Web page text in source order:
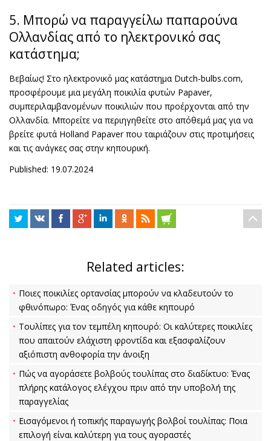
5. Μπορώ να παραγγείλω παπαρούνα
Ολλανδίας από το ηλεκτρονικό σας
κατάστημα;
Βεβαίως! Στο ηλεκτρονικό μας κατάστημα Dutch-bulbs.com,
προσφέρουμε μια μεγάλη ποικιλία φυτών Papaver,
συμπεριλαμβανομένων ποικιλιών που προέρχονται από την
Ολλανδία. Μπορείτε να περιηγηθείτε στο απόθεμά μας για να
βρείτε φυτά Holland Papaver που ταιριάζουν στις προτιμήσεις
και τις ανάγκες σας στην κηπουρική.
Published: 19.07.2024
Related articles:
Ποιες ποικιλίες ορτανσίας μπορούν να κλαδευτούν το
φθινόπωρο: Ένας οδηγός για κάθε κηπουρό
Τουλίπες για τον τεμπέλη κηπουρό: Οι καλύτερες ποικιλίες
που απαιτούν ελάχιστη φροντίδα και εξασφαλίζουν
αξιόπιστη ανθοφορία την άνοιξη
Πώς να αγοράσετε βολβούς τουλίπας στο διαδίκτυο: Ένας
πλήρης κατάλογος ελέγχου πριν από την υποβολή της
παραγγελίας
Εισαγόμενοι ή τοπικής παραγωγής βολβοί τουλίπας: Ποια
επιλογή είναι καλύτερη για τους αγοραστές